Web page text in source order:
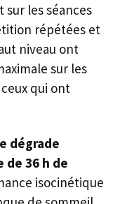
les séances
répétées et
niveau ont
sur les
qui ont
dégrade
de 36 h de
isocinétique